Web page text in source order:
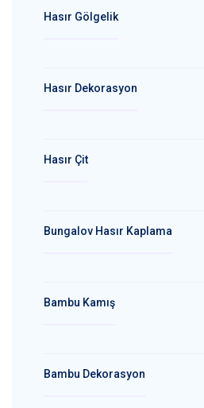
Hasır Gölgelik
Hasır Dekorasyon
Hasır Çit
Bungalov Hasır Kaplama
Bambu Kamış
Bambu Dekorasyon